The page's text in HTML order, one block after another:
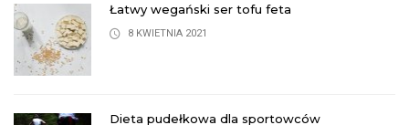
Łatwy wegański ser tofu feta
8 KWIETNIA 2021
Dieta pudełkowa dla sportowców